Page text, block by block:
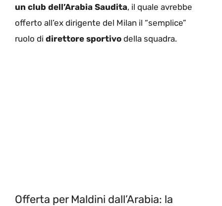
un club dell’Arabia Saudita, il quale avrebbe
offerto all’ex dirigente del Milan il “semplice”
ruolo di direttore sportivo della squadra.
Offerta per Maldini dall’Arabia: la